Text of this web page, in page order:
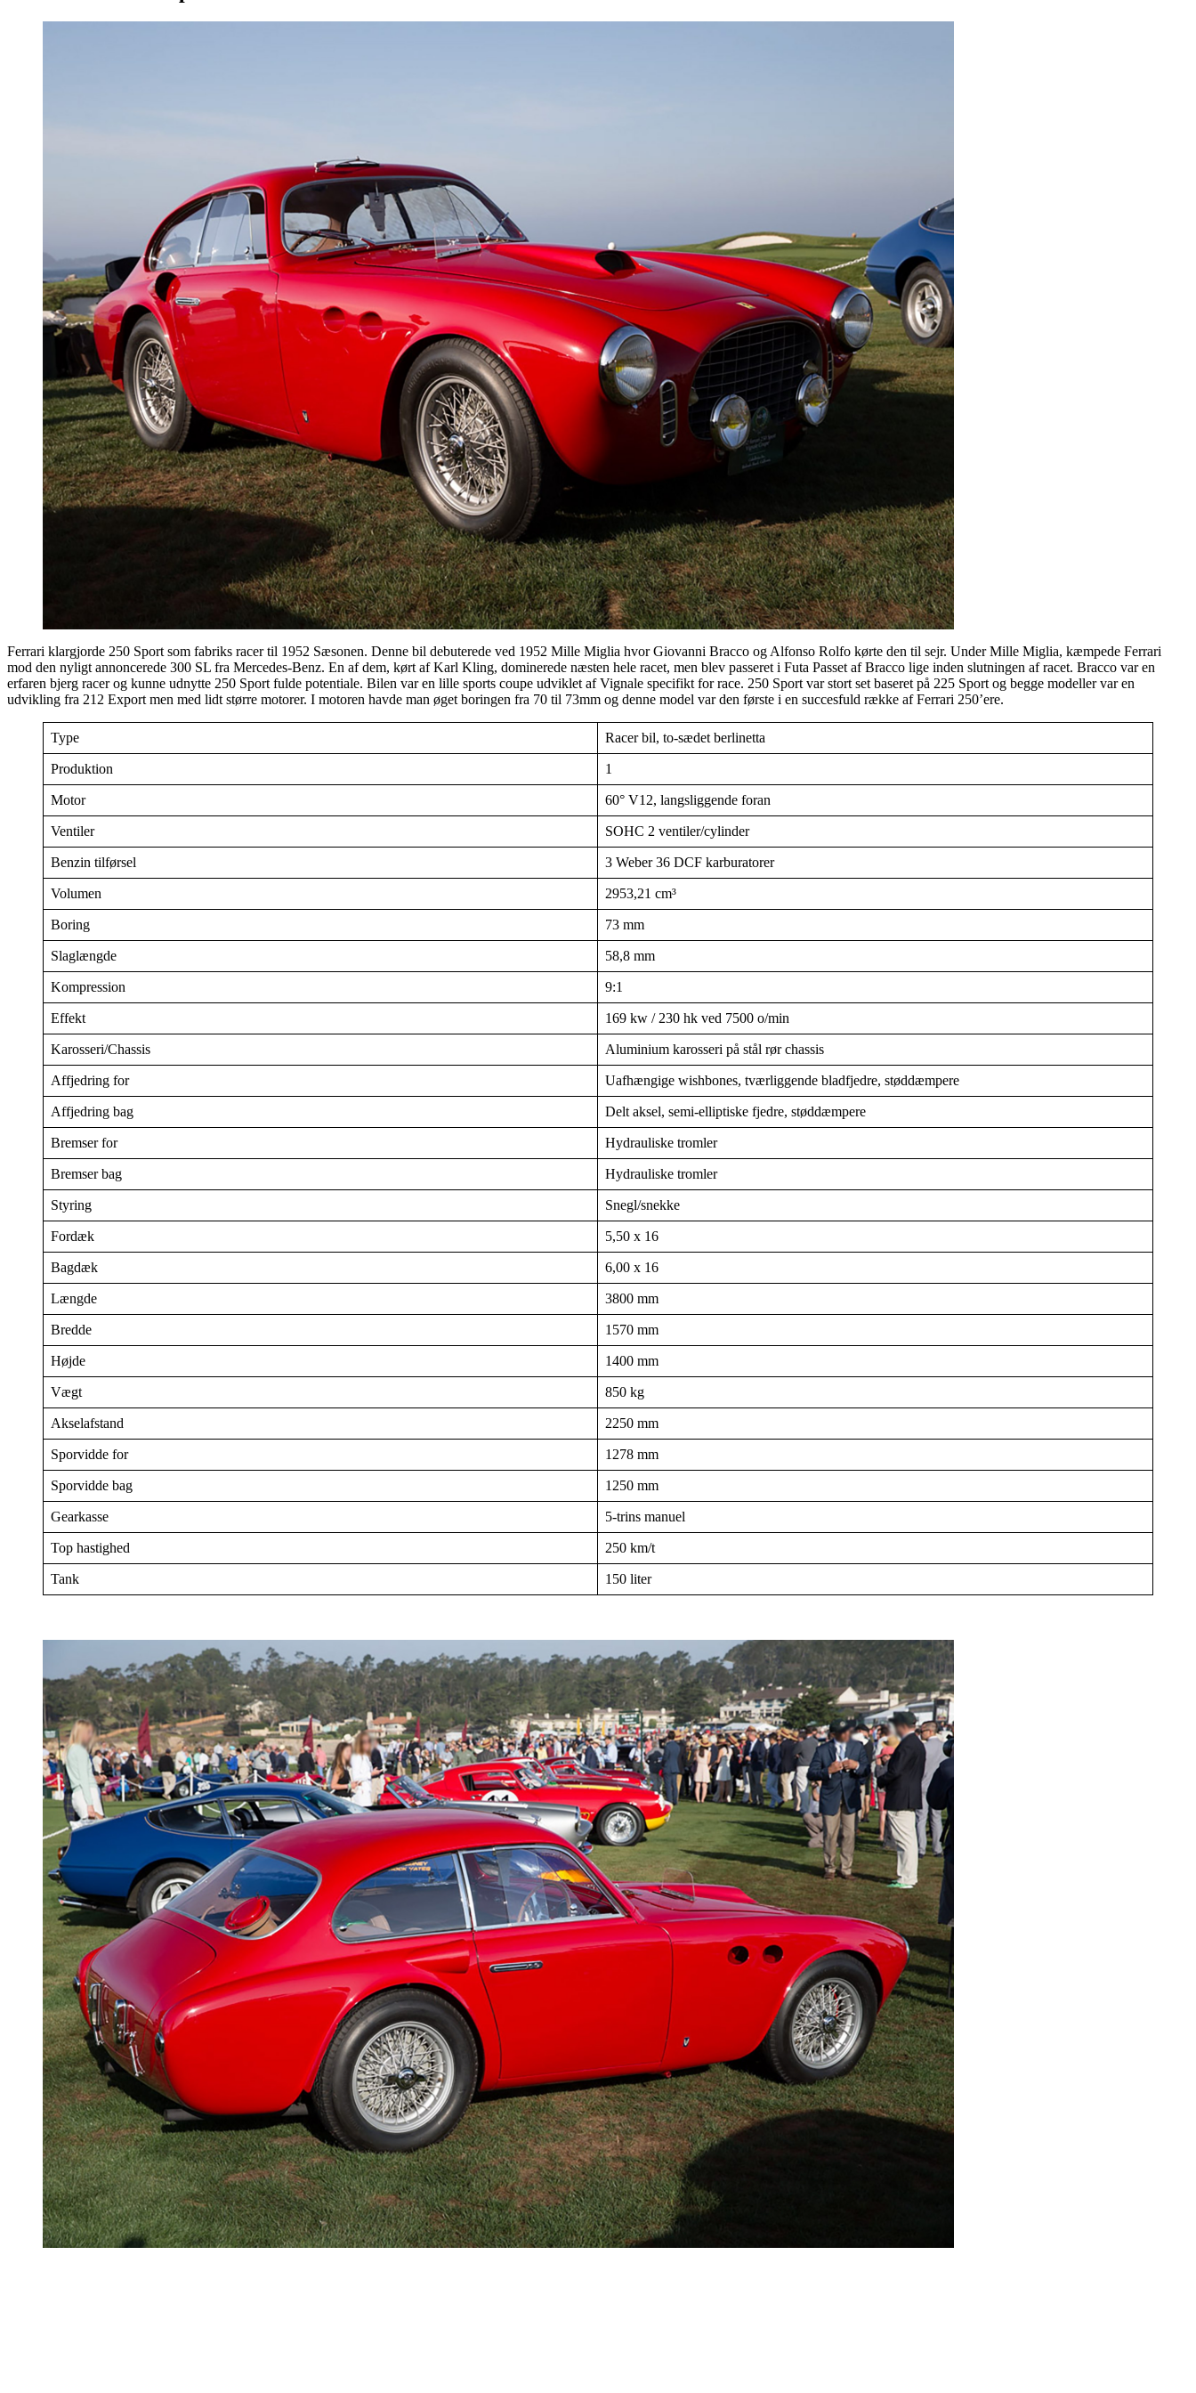
Ferrari klargjorde 250 Sport som fabriks racer til 1952 Sæsonen. Denne bil debuterede ved 1952 Mille Miglia hvor Giovanni Bracco og Alfonso Rolfo kørte den til sejr. Under Mille Miglia, kæmpede Ferrari
mod den nyligt annoncerede 300 SL fra Mercedes-Benz. En af dem, kørt af Karl Kling, dominerede næsten hele racet, men blev passeret i Futa Passet af Bracco lige inden slutningen af racet. Bracco var en
erfaren bjerg racer og kunne udnytte 250 Sport fulde potentiale. Bilen var en lille sports coupe udviklet af Vignale specifikt for race. 250 Sport var stort set baseret på 225 Sport og begge modeller var en
udvikling fra 212 Export men med lidt større motorer. I motoren havde man øget boringen fra 70 til 73mm og denne model var den første i en succesfuld række af Ferrari 250’ere.
Type Racer bil, to-sædet berlinetta
Produktion 1
Motor 60° V12, langsliggende foran
Ventiler SOHC 2 ventiler/cylinder
Benzin tilførsel 3 Weber 36 DCF karburatorer
Volumen 2953,21 cm³
Boring 73 mm
Slaglængde 58,8 mm
Kompression 9:1
Effekt 169 kw / 230 hk ved 7500 o/min
Karosseri/Chassis Aluminium karosseri på stål rør chassis
Affjedring for Uafhængige wishbones, tværliggende bladfjedre, støddæmpere
Affjedring bag Delt aksel, semi-elliptiske fjedre, støddæmpere
Bremser for Hydrauliske tromler
Bremser bag Hydrauliske tromler
Styring Snegl/snekke
Fordæk 5,50 x 16
Bagdæk 6,00 x 16
Længde 3800 mm
Bredde 1570 mm
Højde 1400 mm
Vægt 850 kg
Akselafstand 2250 mm
Sporvidde for 1278 mm
Sporvidde bag 1250 mm
Gearkasse 5-trins manuel
Top hastighed 250 km/t
Tank 150 liter